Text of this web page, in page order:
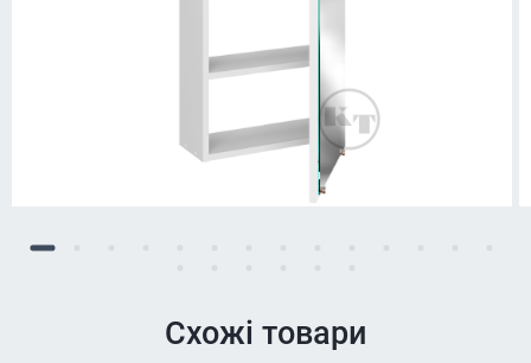
Схожі товари